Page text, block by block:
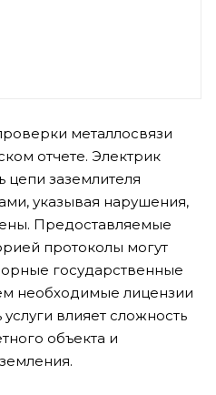
металлосвязи
отчете. Электрик
цепи заземлителя
указывая нарушения,
Предоставляемые
протоколы могут
государственные
необходимые лицензии
влияет сложность
объекта и